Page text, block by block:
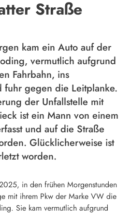
Straße
kam ein Auto auf der
vermutlich aufgrund
Fahrbahn, ins
fuhr gegen die Leitplanke.
der Unfallstelle mit
ist ein Mann von einem
und auf die Straße
Glücklicherweise ist
worden.
in den frühen Morgenstunden
mit ihrem Pkw der Marke VW die
Sie kam vermutlich aufgrund